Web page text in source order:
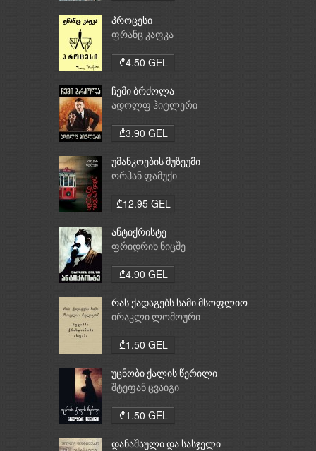
პროცესი
ფრანც კაფკა
₾4.50 GEL
ჩემი ბრძოლა
ადოლფ ჰიტლერი
₾3.90 GEL
უმანკოების მუზეუმი
ორჰან ფამუქი
₾12.95 GEL
ანტიქრისტე
ფრიდრიხ ნიცშე
₾4.90 GEL
რას ქადაგებს სამი მსოფლიო
რელიგია: ბუდიზმი,
ირაკლი ლომოური
₾1.50 GEL
უცნობი ქალის წერილი
შტეფან ცვაიგი
₾1.50 GEL
დანაშაული და სასჯელი